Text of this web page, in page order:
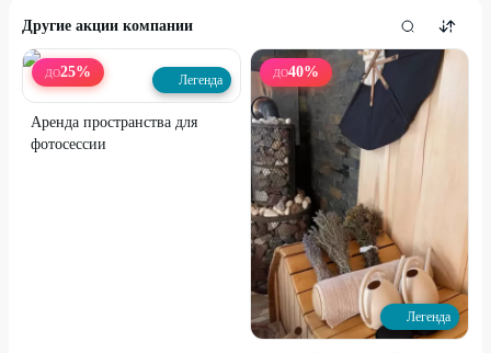
Другие акции компании
ДО25% Легенда
Аренда пространства для
фотосессии
ДО40%
Легенда